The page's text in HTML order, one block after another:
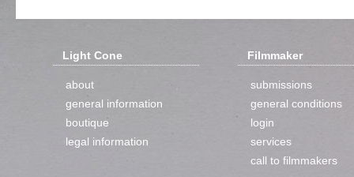
Light Cone
about
general information
boutique
legal information
Filmmaker
submissions
general conditions
login
services
call to filmmakers